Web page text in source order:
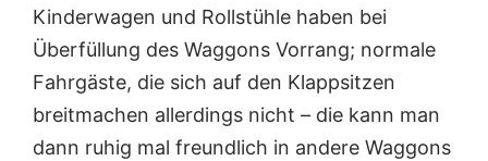
Kinderwagen und Rollstühle haben bei
Überfüllung des Waggons Vorrang; normale
Fahrgäste, die sich auf den Klappsitzen
breitmachen allerdings nicht – die kann man
dann ruhig mal freundlich in andere Waggons